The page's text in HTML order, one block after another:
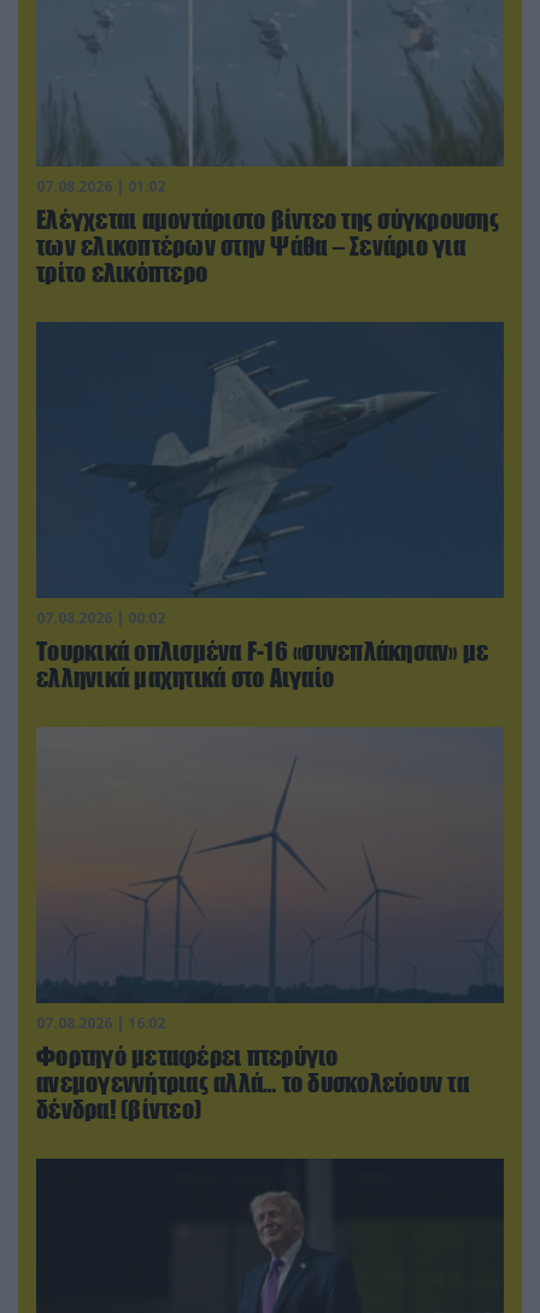
07.08.2026 | 01:02
Ελέγχεται αμοντάριστο βίντεο της σύγκρουσης
των ελικοπτέρων στην Ψάθα – Σενάριο για
τρίτο ελικόπτερο
07.08.2026 | 00:02
Τουρκικά οπλισμένα F-16 «συνεπλάκησαν» με
ελληνικά μαχητικά στο Αιγαίο
07.08.2026 | 16:02
Φορτηγό μεταφέρει πτερύγιο
ανεμογεννήτριας αλλά… το δυσκολεύουν τα
δένδρα! (βίντεο)